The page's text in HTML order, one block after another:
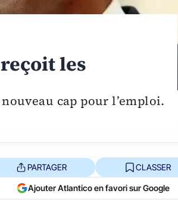
les
cap pour l’emploi.
PARTAGER CLASSER
Ajouter Atlantico en favori sur Google